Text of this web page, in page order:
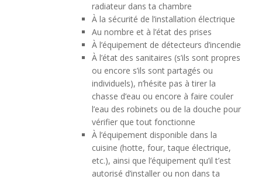
radiateur dans ta chambre
À la sécurité de l’installation électrique
Au nombre et à l’état des prises
À l’équipement de détecteurs d’incendie
À l’état des sanitaires (s’ils sont propres
ou encore s’ils sont partagés ou
individuels), n’hésite pas à tirer la
chasse d’eau ou encore à faire couler
l’eau des robinets ou de la douche pour
vérifier que tout fonctionne
À l’équipement disponible dans la
cuisine (hotte, four, taque électrique,
etc.), ainsi que l’équipement qu’il t’est
autorisé d’installer ou non dans ta